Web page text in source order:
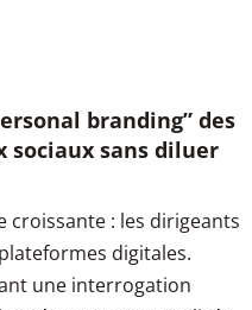
branding” des
sociaux sans diluer
croissante : les dirigeants
digitales.
une interrogation